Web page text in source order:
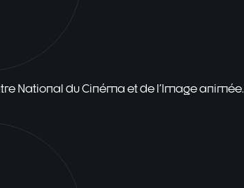
National du Cinéma et de l'Image animée.